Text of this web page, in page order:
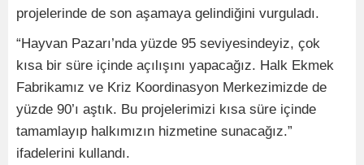
projelerinde de son aşamaya gelindiğini vurguladı.
“Hayvan Pazarı’nda yüzde 95 seviyesindeyiz, çok
kısa bir süre içinde açılışını yapacağız. Halk Ekmek
Fabrikamız ve Kriz Koordinasyon Merkezimizde de
yüzde 90’ı aştık. Bu projelerimizi kısa süre içinde
tamamlayıp halkımızın hizmetine sunacağız.”
ifadelerini kullandı.